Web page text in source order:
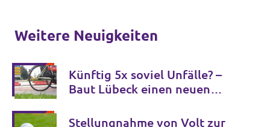
Weitere Neuigkeiten
Künftig 5x soviel Unfälle? –
Baut Lübeck einen neuen
Stellungnahme von Volt zur